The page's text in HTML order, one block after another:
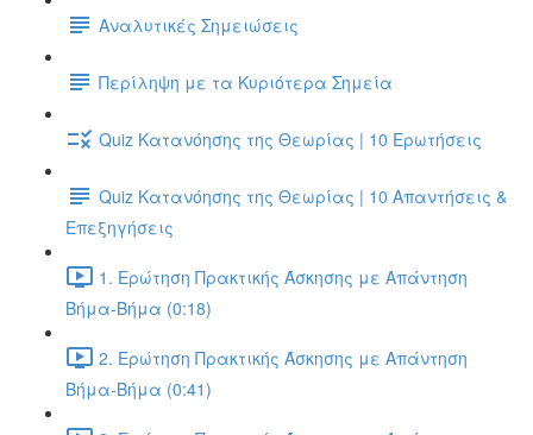
Αναλυτικές Σημειώσεις
Περίληψη με τα Κυριότερα Σημεία
Quiz Κατανόησης της Θεωρίας | 10 Ερωτήσεις
Quiz Κατανόησης της Θεωρίας | 10 Απαντήσεις &
Επεξηγήσεις
1. Ερώτηση Πρακτικής Άσκησης με Απάντηση
Βήμα-Βήμα (0:18)
2. Ερώτηση Πρακτικής Άσκησης με Απάντηση
Βήμα-Βήμα (0:41)